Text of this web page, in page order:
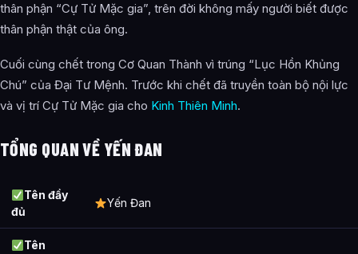
Ảnh về Yến Đan
Câu Hỏi Thường Gặp
Yến Đan là ai?
Các mối quan hệ quan trọng của Yến Đan là gì?
thân phận “Cự Tử Mặc gia”, trên đời không mấy người biết được
thân phận thật của ông.
Cuối cùng chết trong Cơ Quan Thành vì trúng “Lục Hồn Khủng
Chú” của Đại Tư Mệnh. Trước khi chết đã truyền toàn bộ nội lực
và vị trí Cự Tử Mặc gia cho Kinh Thiên Minh.
TỔNG QUAN VỀ YẾN ĐAN
Tên đầy
đủ
Yến Đan
Tên